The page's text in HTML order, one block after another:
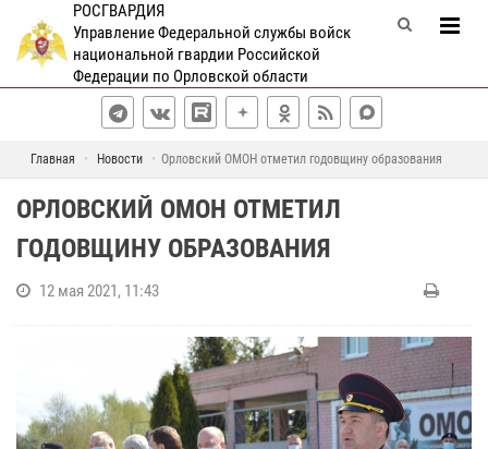
РОСГВАРДИЯ
Управление Федеральной службы войск
национальной гвардии Российской
Федерации по Орловской области
Главная Новости Орловский ОМОН отметил годовщину образования
ОРЛОВСКИЙ ОМОН ОТМЕТИЛ
ГОДОВЩИНУ ОБРАЗОВАНИЯ
12 мая 2021, 11:43